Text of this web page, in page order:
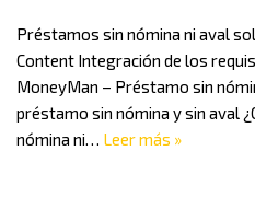
Préstamos sin nómina ni aval
Content Integración de los
MoneyMan – Préstamo sin
préstamo sin nómina y sin aval
nómina ni… Leer más »